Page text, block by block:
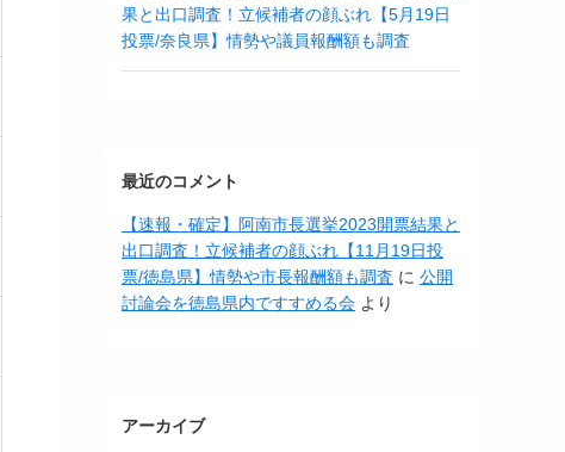
果と出口調査！立候補者の顔ぶれ【5月19日
投票/奈良県】情勢や議員報酬額も調査
最近のコメント
【速報・確定】阿南市長選挙2023開票結果と
出口調査！立候補者の顔ぶれ【11月19日投
票/徳島県】情勢や市長報酬額も調査 に 公開
討論会を徳島県内ですすめる会 より
アーカイブ